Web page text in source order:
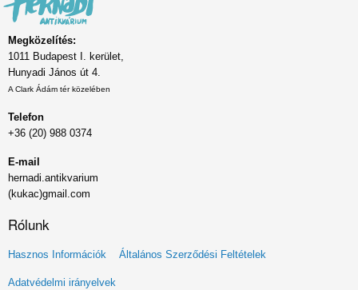
Megközelítés:
1011 Budapest I. kerület,
Hunyadi János út 4.
A Clark Ádám tér közelében
Telefon
+36 (20) 988 0374
E-mail
hernadi.antikvarium
(kukac)gmail.com
Rólunk
Lábléc
menü
Hasznos Információk Általános Szerződési Feltételek
Adatvédelmi irányelvek